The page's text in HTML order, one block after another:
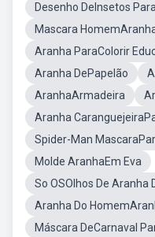
Desenho DeInsetos
Mascara
Aranha ParaColorir
Aranha DePapelão
AranhaArmadeira
Aranha
Spider-Man
Molde AranhaEm Eva
So OSOlhos De Aranha
Aranha Do
Máscara DeCarnaval